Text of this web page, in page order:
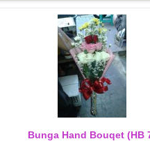
Bunga Hand Bouqet (HB